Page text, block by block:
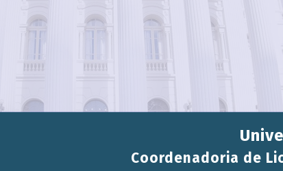
Coordenadoria de